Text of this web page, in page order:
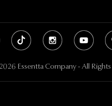
Essentta Company - All Rights